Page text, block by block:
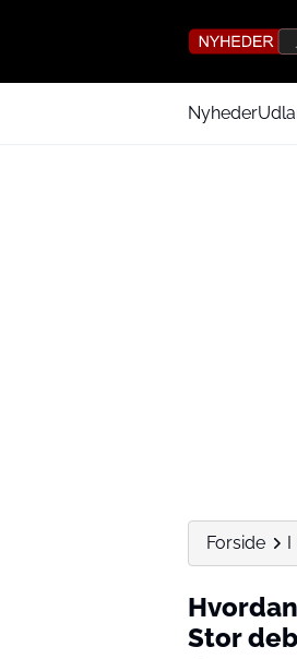
Nyheder
Forside I
Stor